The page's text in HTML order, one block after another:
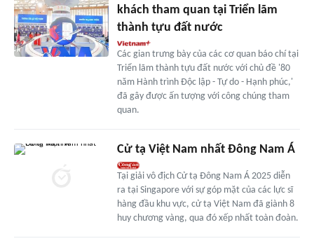
khách tham quan tại Triển lãm
thành tựu đất nước
Các gian trưng bày của các cơ quan báo chí tại
Triển lãm thành tựu đất nước với chủ đề '80
năm Hành trình Độc lập - Tự do - Hạnh phúc,'
đã gây được ấn tượng với công chúng tham
quan.
Cử tạ Việt Nam nhất Đông Nam Á
Tại giải vô địch Cử tạ Đông Nam Á 2025 diễn
ra tại Singapore với sự góp mặt của các lực sĩ
hàng đầu khu vực, cử tạ Việt Nam đã giành 8
huy chương vàng, qua đó xếp nhất toàn đoàn.